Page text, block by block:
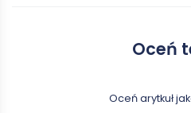
Oceń
Oceń arytkuł